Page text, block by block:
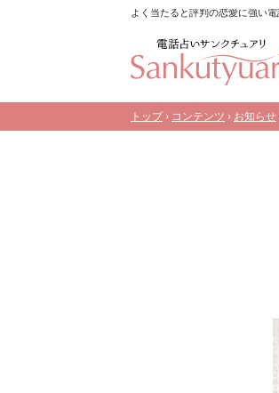
よく当たると評判の恋愛に強い
トップ› コンテンツ › お知らせ